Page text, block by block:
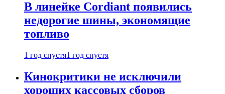
В линейке Cordiant появились
недорогие шины, экономящие
топливо
1 год спустя1 год спустя
Кинокритики не исключили
хороших кассовых сборов